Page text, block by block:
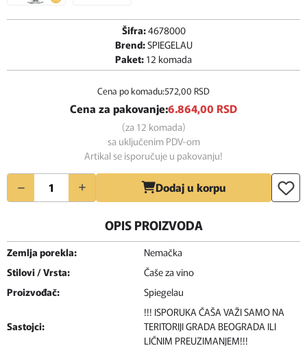
Šifra:4678000
Brend:SPIEGELAU
Paket: 12 komada
Cena po komadu:572,00 RSD
Cena za pakovanje:6.864,00 RSD
(za 12 komada)
sa uključenim PDV-om
Artikal se isporučuje u pakovanju!
Količina Dodaj u korpu
OPIS PROIZVODA
Zemlja porekla:
Nemačka
Stilovi / Vrsta:
Čaše za vino
Proizvođač:
Spiegelau
Sastojci:
!!! ISPORUKA ČAŠA VAŽI SAMO NA
TERITORIJI GRADA BEOGRADA ILI
LIČNIM PREUZIMANJEM!!!